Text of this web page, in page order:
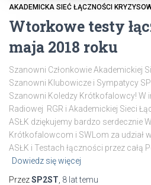
AKADEMICKA SIEĆ ŁĄCZNOŚCI
Wtorkowe testy
maja 2018 roku
Szanowni Członkowie Akademickiej
Szanowni Klubowicze i Sympatycy
Szanowni Koledzy Krótkofalowcy! W
Radiowej RGR i Akademickiej Sieci
ASŁK dziękujemy bardzo serdecznie
Krótkofalowcom i SWLom za udział
ASŁK i Testach łączności przez całą
Dowiedz się więcej
PrzezSP2ST 8 lattemu